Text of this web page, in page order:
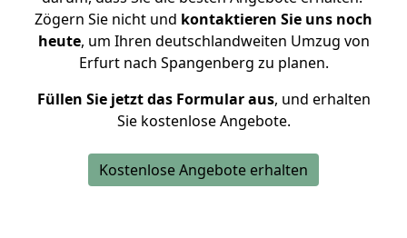
Zögern Sie nicht und kontaktieren Sie uns noch
heute, um Ihren deutschlandweiten Umzug von
Erfurt nach Spangenberg zu planen.
Füllen Sie jetzt das Formular aus, und erhalten
Sie kostenlose Angebote.
Kostenlose Angebote erhalten